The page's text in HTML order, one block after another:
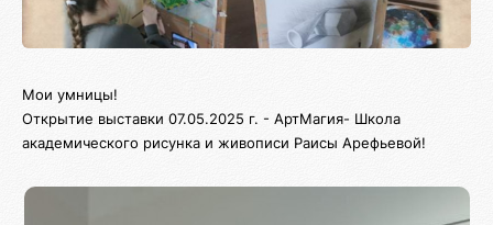
Мои умницы!
Открытие выставки 07.05.2025 г. - АртМагия- Школа
академического рисунка и живописи Раисы Арефьевой!